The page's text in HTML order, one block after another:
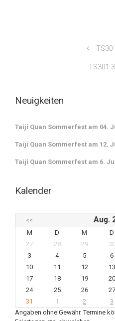
Neuigkeiten
Taiji Quan Sommerfest am 04.
Taiji Quan Sommerfest am 12.
Taiji Quan Sommerfest am 6.
Kalender
<< Aug.
M
D M D
27
28 29 30
3
4 5 6
10
11 12 13
17
18 19 20
24
25 26 27
31
1 2 3
Angaben ohne Gewähr. Termine